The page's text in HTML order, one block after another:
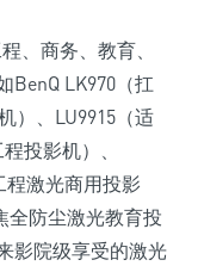
、商务、教育、
BenQ LK970（扛
）、LU9915（适
投影机）、
程激光商用投影
全防尘激光教育投
影院级享受的激光